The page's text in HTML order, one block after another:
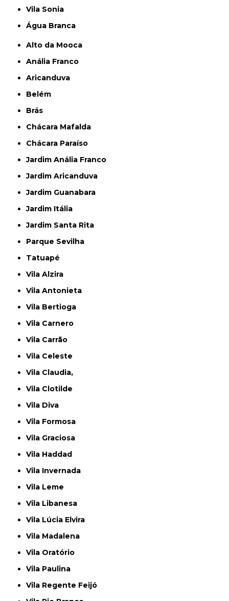
Vila Sonia
Água Branca
Alto da Mooca
Anália Franco
Aricanduva
Belém
Brás
Chácara Mafalda
Chácara Paraíso
Jardim Anália Franco
Jardim Aricanduva
Jardim Guanabara
Jardim Itália
Jardim Santa Rita
Parque Sevilha
Tatuapé
Vila Alzira
Vila Antonieta
Vila Bertioga
Vila Carnero
Vila Carrão
Vila Celeste
Vila Claudia,
Vila Clotilde
Vila Diva
Vila Formosa
Vila Graciosa
Vila Haddad
Vila Invernada
Vila Leme
Vila Libanesa
Vila Lúcia Elvira
Vila Madalena
Vila Oratório
Vila Paulina
Vila Regente Feijó